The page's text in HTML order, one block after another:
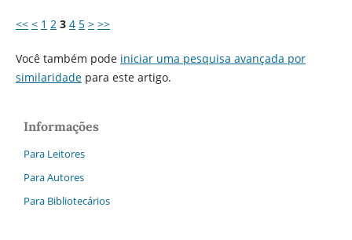
<< < 1 2 3 4 5 > >>
Você também pode iniciar uma pesquisa avançada por
similaridadepara este artigo.
Informações
Para Leitores
Para Autores
Para Bibliotecários